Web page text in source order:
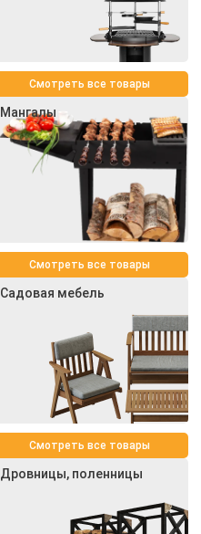
Смотреть все товары
Мангалы
Смотреть все товары
Садовая мебель
Смотреть все товары
Дровницы, поленницы